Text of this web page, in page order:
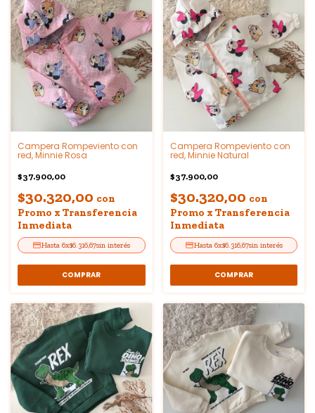
Campera Rompeviento con
red, Minnie Rosa
$37.900,00
$30.320,00 con
Promo x Transferencia
Inmediata
6x$6.316,67sin interés
COMPRAR
Campera Rompeviento con
red, Minnie Natural
$37.900,00
$30.320,00 con
Promo x Transferencia
Inmediata
6x$6.316,67sin interés
COMPRAR